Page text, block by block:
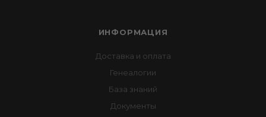
ИНФОРМАЦИЯ
Доставка и оплата
Генеалогии
База знаний
Документы